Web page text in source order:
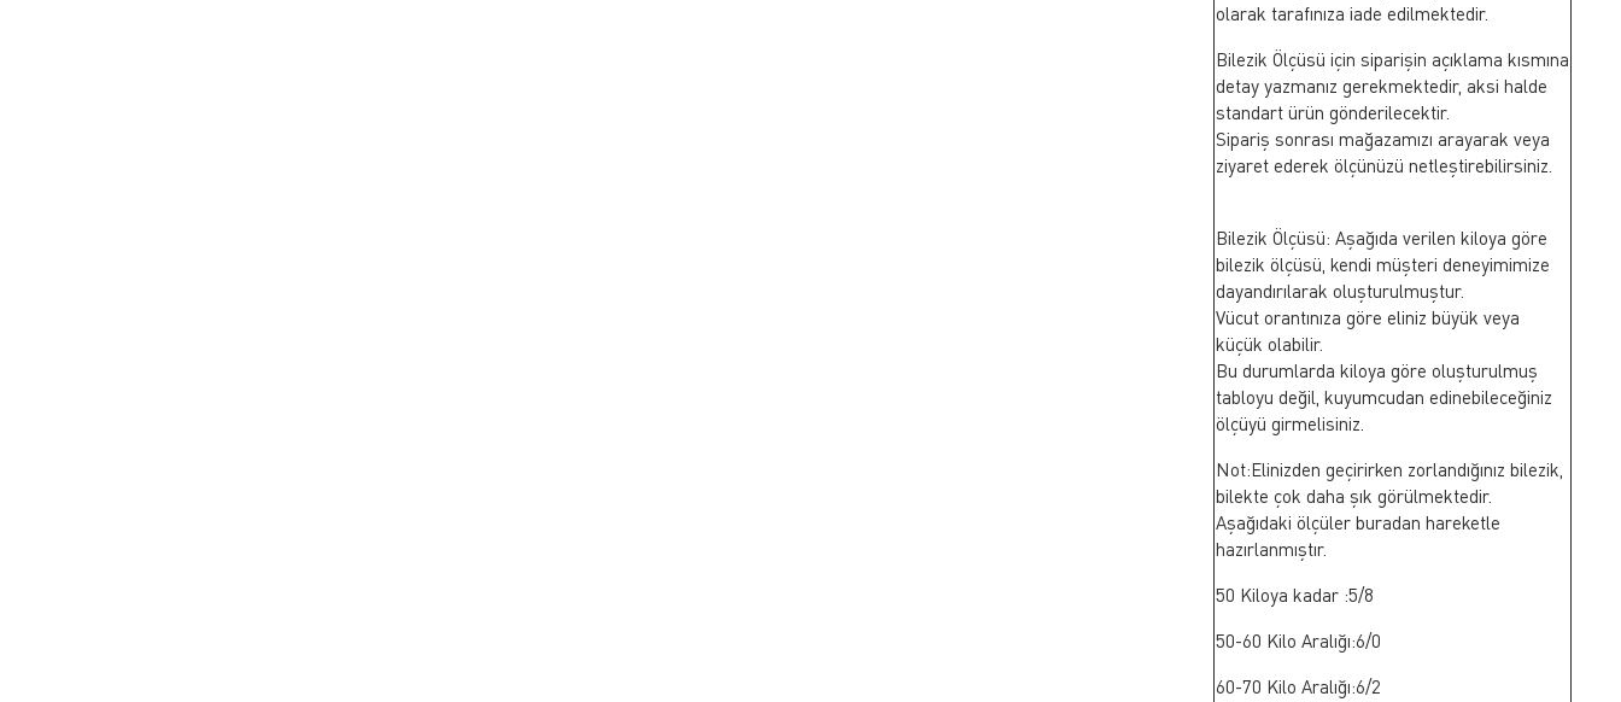
olarak tarafınıza iade edilmektedir.
Bilezik Ölçüsü için siparişin açıklama kısmına
detay yazmanız gerekmektedir, aksi halde
standart ürün gönderilecektir.
Sipariş sonrası mağazamızı arayarak veya
ziyaret ederek ölçünüzü netleştirebilirsiniz.
Bilezik Ölçüsü: Aşağıda verilen kiloya göre
bilezik ölçüsü, kendi müşteri deneyimimize
dayandırılarak oluşturulmuştur.
Vücut orantınıza göre eliniz büyük veya
küçük olabilir.
Bu durumlarda kiloya göre oluşturulmuş
tabloyu değil, kuyumcudan edinebileceğiniz
ölçüyü girmelisiniz.
Not:Elinizden geçirirken zorlandığınız bilezik,
bilekte çok daha şık görülmektedir.
Aşağıdaki ölçüler buradan hareketle
hazırlanmıştır.
50 Kiloya kadar :5/8
50-60 Kilo Aralığı:6/0
60-70 Kilo Aralığı:6/2